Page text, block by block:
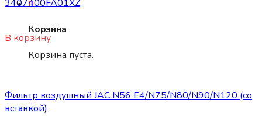
0
Корзина
Корзина пуста.
3407400FA01XZ
2300₽
В корзину
Фильтр воздушный JAC N56 E4/N75/N80/N90/N120 (со
вставкой)